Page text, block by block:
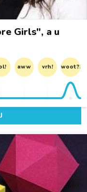
Girls", a u
aww vrh! woot?!